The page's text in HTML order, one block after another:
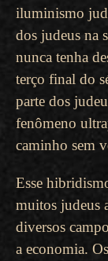
iluminismo
dos judeus na
nunca tenha
terço final do
parte dos
fenômeno
caminho sem
Esse
muitos judeus
diversos
a economia.